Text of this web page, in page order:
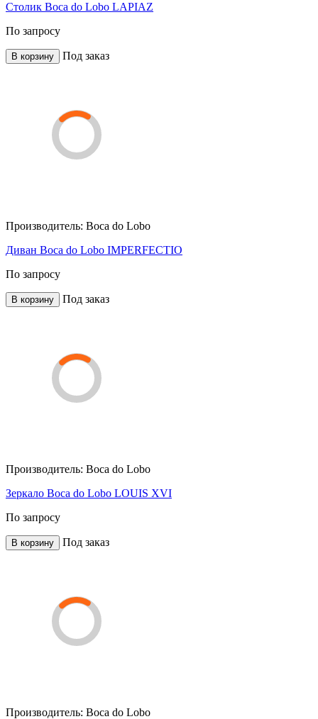
Столик Boca do Lobo LAPIAZ
По запросу
В корзину Под заказ
Производитель: Boca do Lobo
Диван Boca do Lobo IMPERFECTIO
По запросу
В корзину Под заказ
Производитель: Boca do Lobo
Зеркало Boca do Lobo LOUIS XVI
По запросу
В корзину Под заказ
Производитель: Boca do Lobo